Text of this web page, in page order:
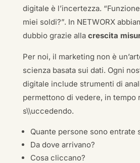
digitale è l’incertezza.
miei soldi?”. In NETWORX
dubbio grazie alla crescita
Per noi, il marketing non è
scienza basata sui dati. Ogni
digitale include strumenti di
permettono di vedere, in tempo
s\\uccedendo.
Quante persone sono entrate
Da dove arrivano?
Cosa cliccano?